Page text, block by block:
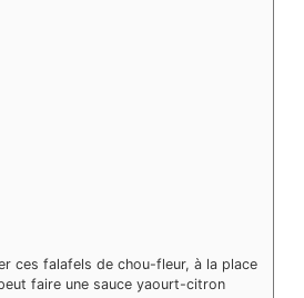
ces falafels de chou-fleur, à la place
faire une sauce yaourt-citron